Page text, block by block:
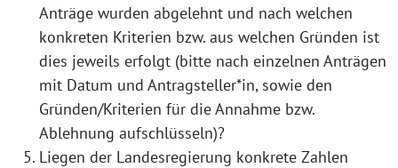
Anträge wurden abgelehnt und nach welchen
konkreten Kriterien bzw. aus welchen Gründen ist
dies jeweils erfolgt (bitte nach einzelnen Anträgen
mit Datum und Antragsteller*in, sowie den
Gründen/Kriterien für die Annahme bzw.
Ablehnung aufschlüsseln)?
Liegen der Landesregierung konkrete Zahlen